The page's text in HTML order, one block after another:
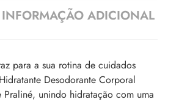
INFORMAÇÃO ADICIONAL
para a sua rotina de cuidados
Desodorante Corporal
Praliné, unindo hidratação com uma